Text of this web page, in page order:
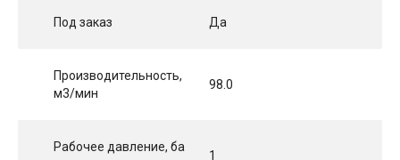
Под заказ Да
Производительность,
м3/мин
98.0
Рабочее давление, ба
1